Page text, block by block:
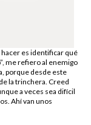
es identificar qué
me refiero al enemigo
porque desde este
la trinchera. Creed
a veces sea difícil
Ahí van unos